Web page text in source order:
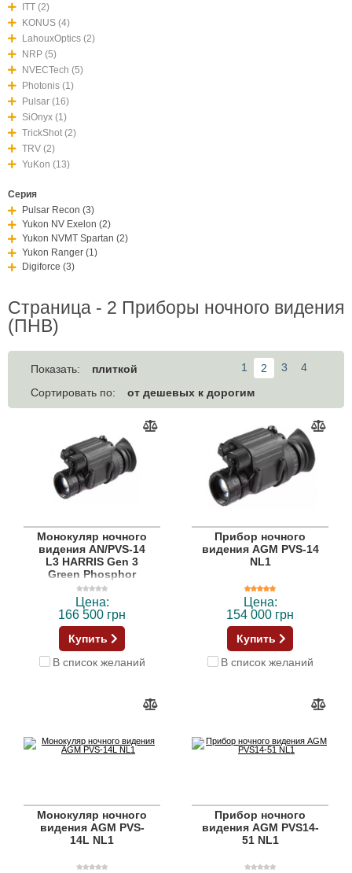
ITT (2)
KONUS (4)
LahouxOptics (2)
NRP (5)
NVECTech (5)
Photonis (1)
Pulsar (16)
SiOnyx (1)
TrickShot (2)
TRV (2)
YuKon (13)
Серия
Pulsar Recon (3)
Yukon NV Exelon (2)
Yukon NVMT Spartan (2)
Yukon Ranger (1)
Digiforce (3)
Страница - 2 Приборы ночного видения
(ПНВ)
1 2 3 4
Показать:
плиткой
Сортировать по:
от дешевых к дорогим
Монокуляр ночного
видения AN/PVS-14
L3 HARRIS Gen 3
Green Phosphor
Цена:
166 500 грн
Купить
В список желаний
Прибор ночного
видения AGM PVS-14
NL1
Цена:
154 000 грн
Купить
В список желаний
Монокуляр ночного
видения AGM PVS-
14L NL1
Прибор ночного
видения AGM PVS14-
51 NL1